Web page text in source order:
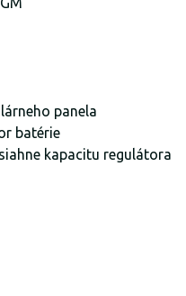
panela
batérie
kapacitu regulátora